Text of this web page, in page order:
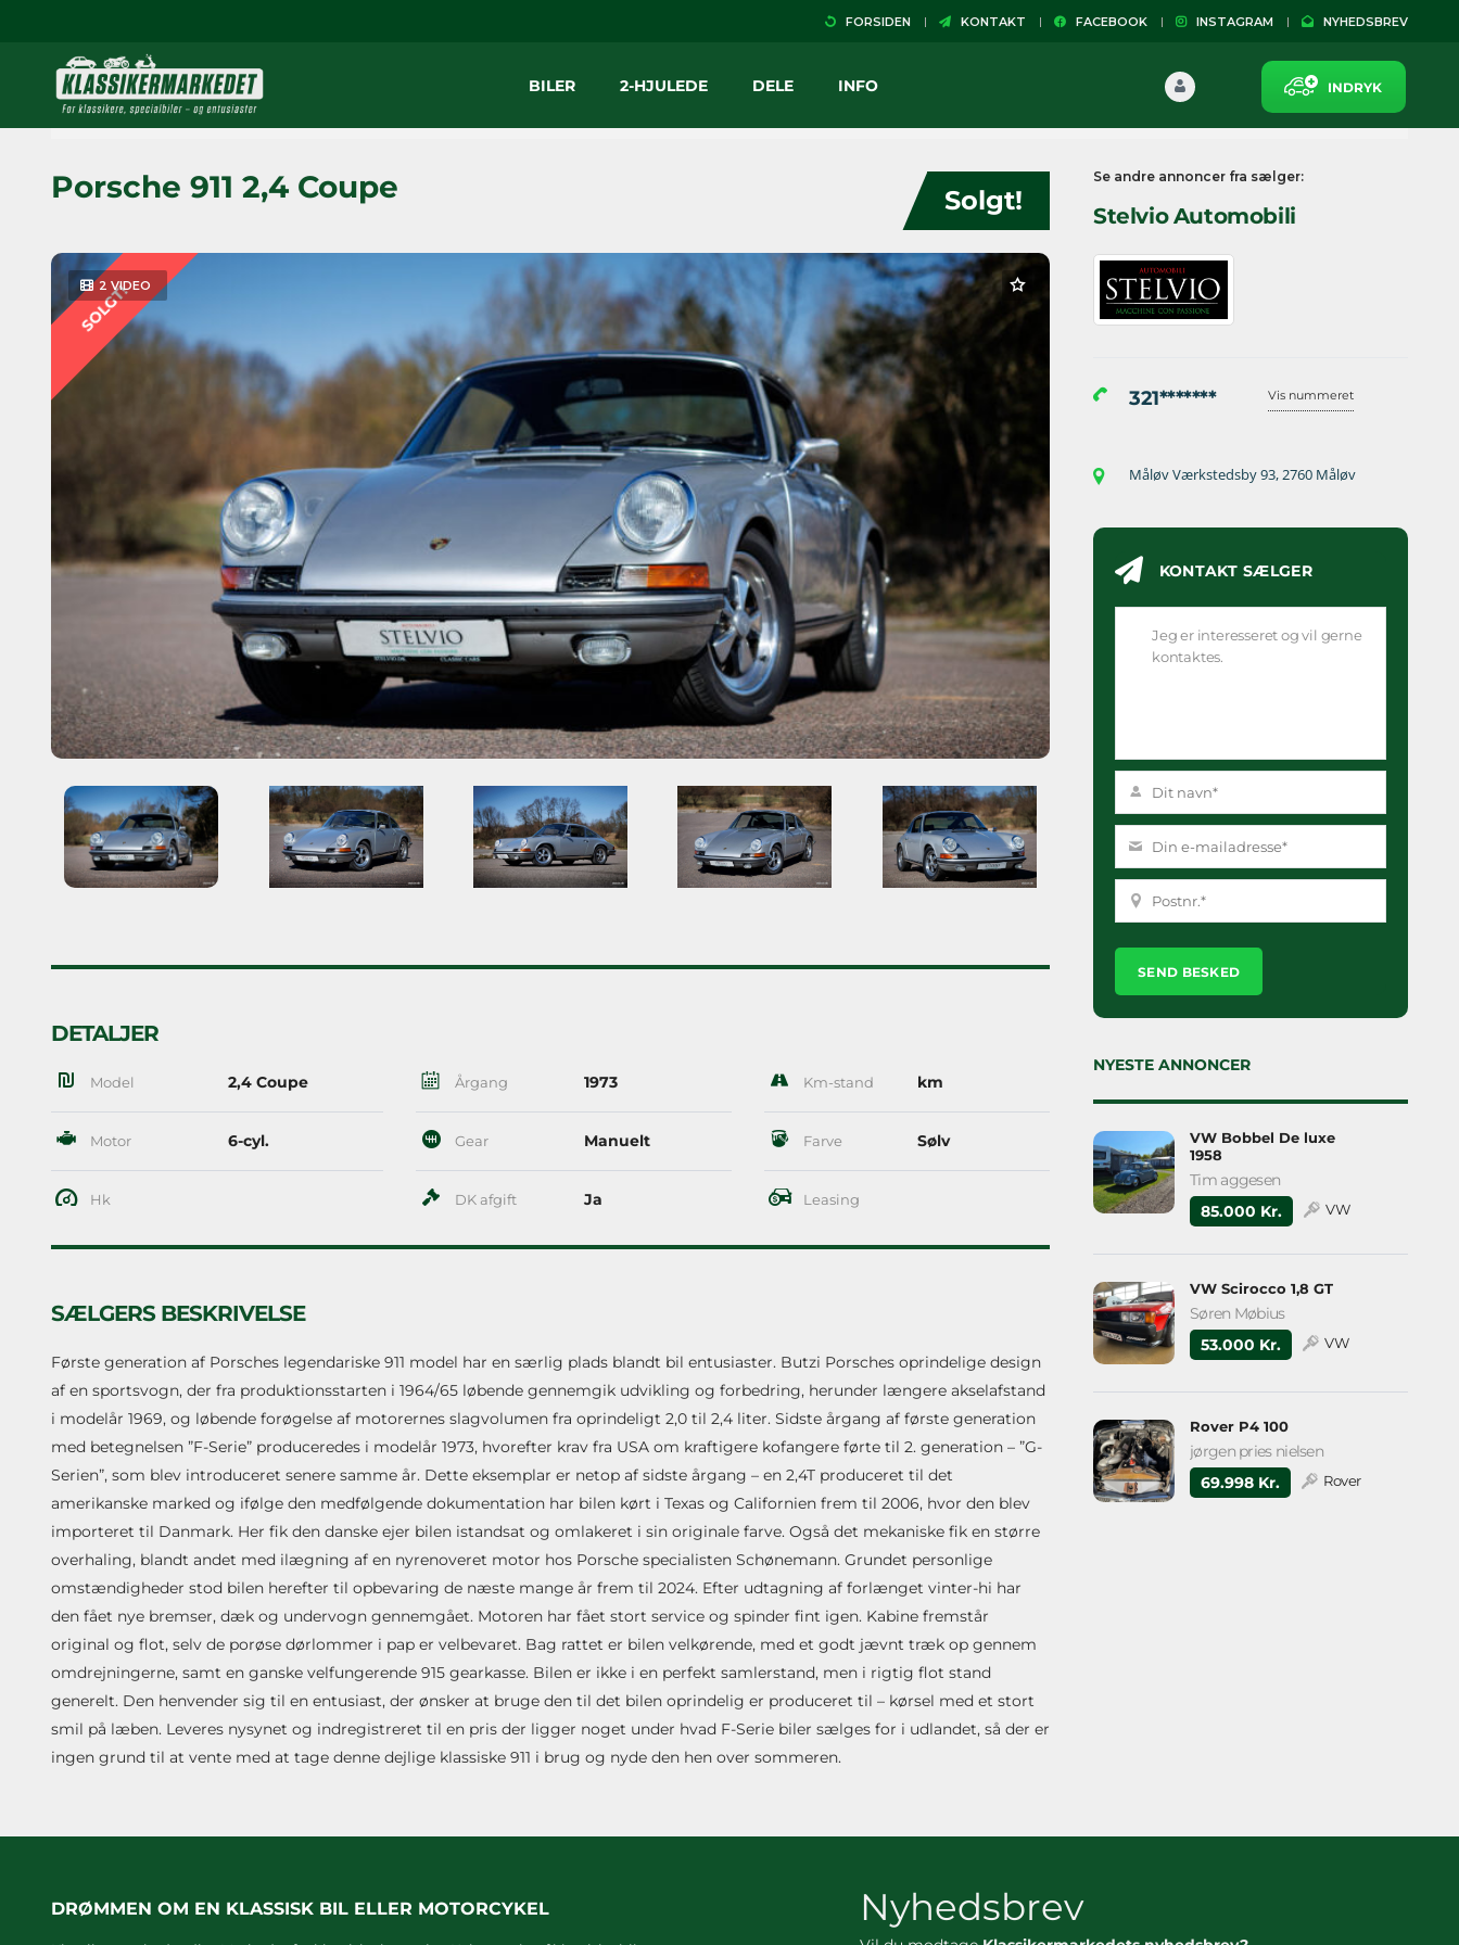
FORSIDEN KONTAKT FACEBOOK INSTAGRAM NYHEDSBREV
INDRYK
BILER 2-HJULEDE DELE INFO
Solgt!
Porsche 911 2,4 Coupe
2 VIDEO
SOLGT!
DETALJER
Model 2,4 Coupe Årgang 1973 Km-stand km
Motor 6-cyl. Gear Manuelt Farve Sølv
Hk DK afgift Ja Leasing
SÆLGERS BESKRIVELSE
Første generation af Porsches legendariske 911 model har en særlig plads blandt bil entusiaster. Butzi Porsches oprindelige design
af en sportsvogn, der fra produktionsstarten i 1964/65 løbende gennemgik udvikling og forbedring, herunder længere akselafstand
i modelår 1969, og løbende forøgelse af motorernes slagvolumen fra oprindeligt 2,0 til 2,4 liter. Sidste årgang af første generation
med betegnelsen ”F-Serie” produceredes i modelår 1973, hvorefter krav fra USA om kraftigere kofangere førte til 2. generation – ”G-
Serien”, som blev introduceret senere samme år. Dette eksemplar er netop af sidste årgang – en 2,4T produceret til det
amerikanske marked og ifølge den medfølgende dokumentation har bilen kørt i Texas og Californien frem til 2006, hvor den blev
importeret til Danmark. Her fik den danske ejer bilen istandsat og omlakeret i sin originale farve. Også det mekaniske fik en større
overhaling, blandt andet med ilægning af en nyrenoveret motor hos Porsche specialisten Schønemann. Grundet personlige
omstændigheder stod bilen herefter til opbevaring de næste mange år frem til 2024. Efter udtagning af forlænget vinter-hi har
den fået nye bremser, dæk og undervogn gennemgået. Motoren har fået stort service og spinder fint igen. Kabine fremstår
original og flot, selv de porøse dørlommer i pap er velbevaret. Bag rattet er bilen velkørende, med et godt jævnt træk op gennem
omdrejningerne, samt en ganske velfungerende 915 gearkasse. Bilen er ikke i en perfekt samlerstand, men i rigtig flot stand
generelt. Den henvender sig til en entusiast, der ønsker at bruge den til det bilen oprindelig er produceret til – kørsel med et stort
smil på læben. Leveres nysynet og indregistreret til en pris der ligger noget under hvad F-Serie biler sælges for i udlandet, så der er
ingen grund til at vente med at tage denne dejlige klassiske 911 i brug og nyde den hen over sommeren.
Se andre annoncer fra sælger:
Stelvio Automobili
321******* Vis nummeret
Måløv Værkstedsby 93, 2760 Måløv
KONTAKT SÆLGER
Please
leave
empty.
NYESTE ANNONCER
VW Bobbel De luxe
1958
Tim aggesen
85.000 Kr.
VW
VW Scirocco 1,8 GT
Søren Møbius
53.000 Kr.
VW
Rover P4 100
jørgen pries nielsen
69.998 Kr.
Rover
DRØMMEN OM EN KLASSISK BIL ELLER MOTORCYKEL Nyhedsbrev